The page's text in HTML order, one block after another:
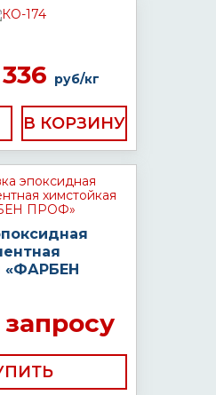
336 руб/кг
«ФАРБЕН